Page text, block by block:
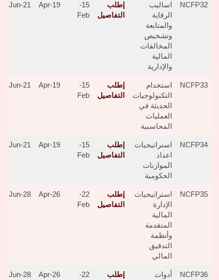
NCFP32
اساليب
الرقابة
والمتابعة
وتشخيص
المخالفات
المالية
والإدارية
إطلب
التفاصيل
15-
Feb
19-Apr
21-Jun
NCFP33
استخدام
التكنولوجيات
الحديثة في
العمليات
المحاسبية
إطلب
التفاصيل
15-
Feb
19-Apr
21-Jun
NCFP34
استراتيجيات
اعداد
الموازنات
الحكومية
إطلب
التفاصيل
15-
Feb
19-Apr
21-Jun
NCFP35
استراتيجيات
الإدارة
المالية
المتقدمة
وأنظمة
التدقيق
المالي
إطلب
التفاصيل
22-
Feb
26-Apr
28-Jun
NCFP36
أدوات
إطلب
22-
26-Apr
28-Jun